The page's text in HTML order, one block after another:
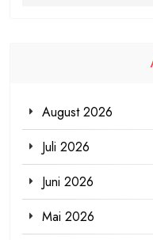
August 2026
Juli 2026
Juni 2026
Mai 2026